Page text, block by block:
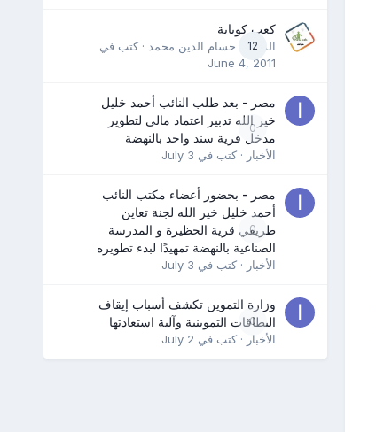
12
كعب كوباية
المدرب حسام الدين محمد · كتب في
June 4, 2011
0
مصر - بعد طلب النائب أحمد خليل
خير الله تدبير اعتماد مالي لتطوير
مدخل قرية سند واحد بالنهضة
الأخبار · كتب في July 3
0
مصر - بحضور أعضاء مكتب النائب
أحمد خليل خير الله لجنة تعاين
طريقي قرية الحظيرة و المدرسة
الصناعية بالنهضة تمهيدًا لبدء تطويره
الأخبار · كتب في July 3
0
وزارة التموين تكشف أسباب إيقاف
البطاقات التموينية وآلية استعادتها
الأخبار · كتب في July 2